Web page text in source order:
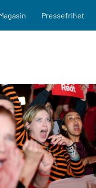
Pressefrihet